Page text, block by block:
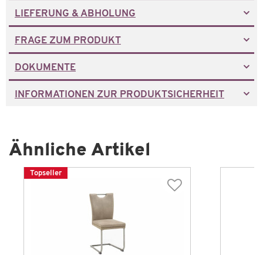
LIEFERUNG & ABHOLUNG
FRAGE ZUM PRODUKT
DOKUMENTE
INFORMATIONEN ZUR PRODUKTSICHERHEIT
Ähnliche Artikel
Topseller